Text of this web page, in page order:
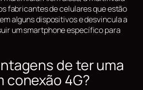
fabricantes de celulares que estão
alguns dispositivos e desvincula a
um smartphone específico para
de ter uma
conexão 4G?